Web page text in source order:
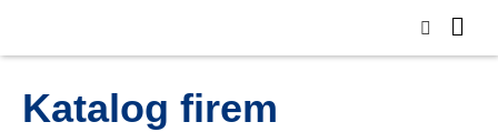
Katalog firem